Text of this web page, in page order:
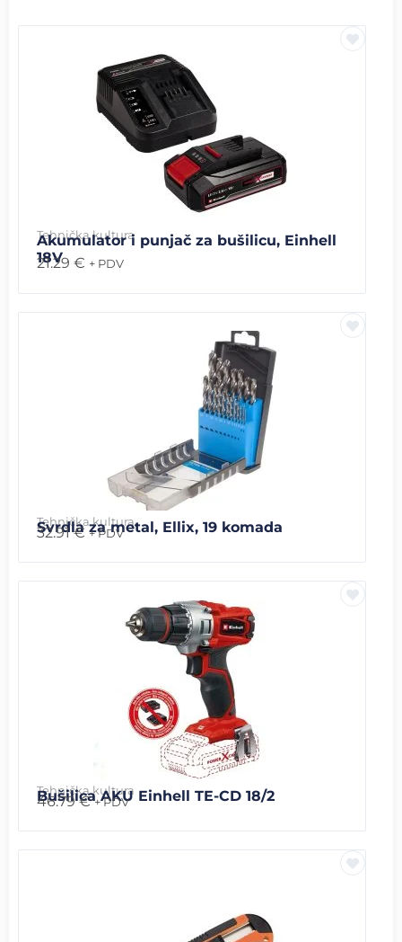
Tehnička kultura
Akumulator i punjač za bušilicu, Einhell
18V
21.29 € + PDV
Tehnička kultura
Svrdla za metal, Ellix, 19 komada
32.91€ + PDV
Tehnička kultura
Bušilica AKU Einhell TE-CD 18/2
46.79€ + PDV